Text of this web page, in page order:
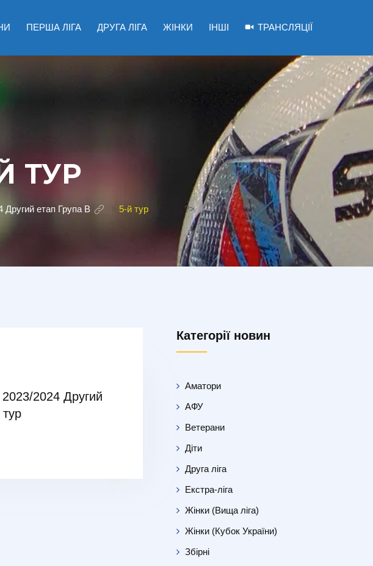
ПЕРША ЛІГА ДРУГА ЛІГА ЖІНКИ ІНШІ ТРАНСЛЯЦІЇ
ТУР
Другий етап Група В > 5-й тур ?>
2024 Другий
Категорії новин
Аматори
АФУ
Ветерани
Діти
Друга ліга
Екстра-ліга
Жінки (Вища ліга)
Жінки (Кубок України)
Збірні